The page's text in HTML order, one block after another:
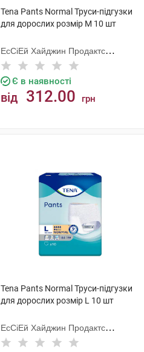
Tena Pants Normal Труси-підгузки
для дорослих розмір M 10 шт
ЕсСіЕй Хайджин Продактс
Хугезанд
Є в наявності
від 312.00 грн
Tena Pants Normal Труси-підгузки
для дорослих розмір L 10 шт
ЕсСіЕй Хайджин Продактс
Хугезанд